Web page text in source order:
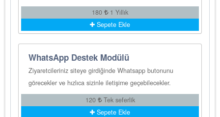
180
1 Yıllık
Sepete Ekle
WhatsApp Destek Modülü
Ziyaretcileriniz siteye girdiğinde Whatsapp butonunu
görecekler ve hızlıca sizinle iletişime geçebilecekler.
120
Tek seferlik
Sepete Ekle